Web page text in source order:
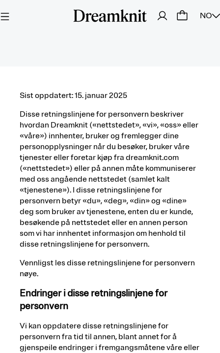
NO
Sist oppdatert: 15. januar 2025
Disse retningslinjene for personvern beskriver
hvordan Dreamknit («nettstedet», «vi», «oss» eller
«våre») innhenter, bruker og fremlegger dine
personopplysninger når du besøker, bruker våre
tjenester eller foretar kjøp fra dreamknit.com
(«nettstedet») eller på annen måte kommuniserer
med oss angående nettstedet (samlet kalt
«tjenestene»). I disse retningslinjene for
personvern betyr «du», «deg», «din» og «dine»
deg som bruker av tjenestene, enten du er kunde,
besøkende på nettstedet eller en annen person
som vi har innhentet informasjon om henhold til
disse retningslinjene for personvern.
Vennligst les disse retningslinjene for personvern
nøye.
Endringer i disse retningslinjene for
personvern
Vi kan oppdatere disse retningslinjene for
personvern fra tid til annen, blant annet for å
gjenspeile endringer i fremgangsmåtene våre eller